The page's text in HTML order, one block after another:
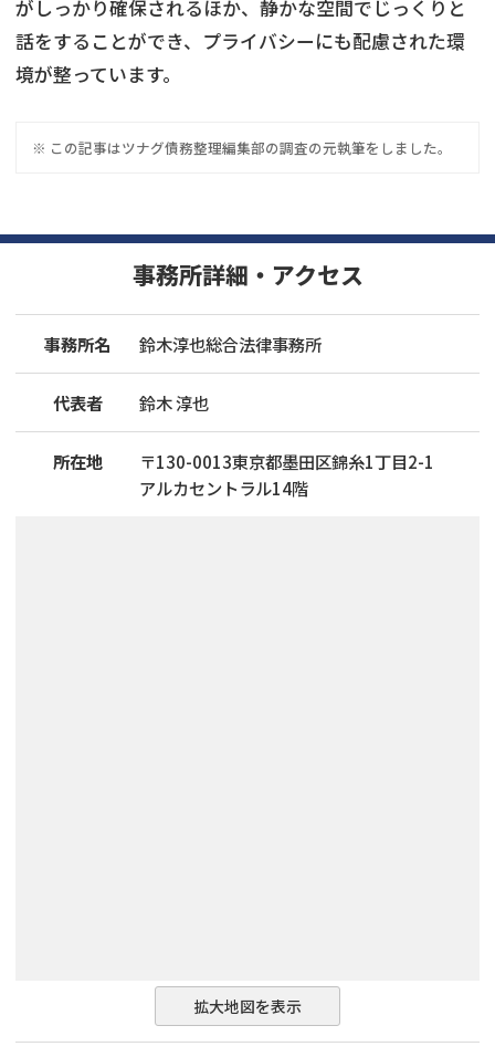
がしっかり確保されるほか、静かな空間でじっくりと
話をすることができ、プライバシーにも配慮された環
境が整っています。
※ この記事はツナグ債務整理編集部の調査の元執筆をしました。
事務所詳細・アクセス
事務所名 鈴木淳也総合法律事務所
代表者 鈴木 淳也
所在地 〒130-0013東京都墨田区錦糸1丁目2-1
アルカセントラル14階
拡大地図を表示